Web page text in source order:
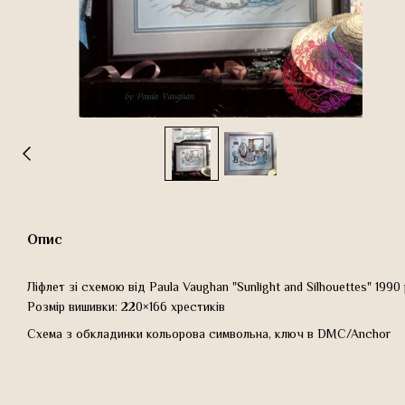
Опис
Ліфлет зі схемою від Paula Vaughan "Sunlight and Silhouettes" 1990
Розмір вишивки: 220×166 хрестиків
Схема з обкладинки кольорова символьна, ключ в DMC/Anchor